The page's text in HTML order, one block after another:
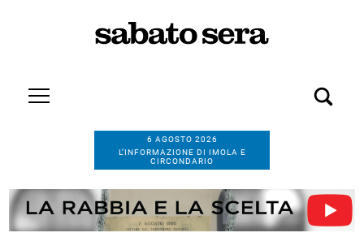
6 AGOSTO 2026
L’INFORMAZIONE DI IMOLA E
CIRCONDARIO